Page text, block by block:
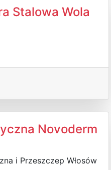
Stalowa Wola
Novoderm
i Przeszczep Włosów